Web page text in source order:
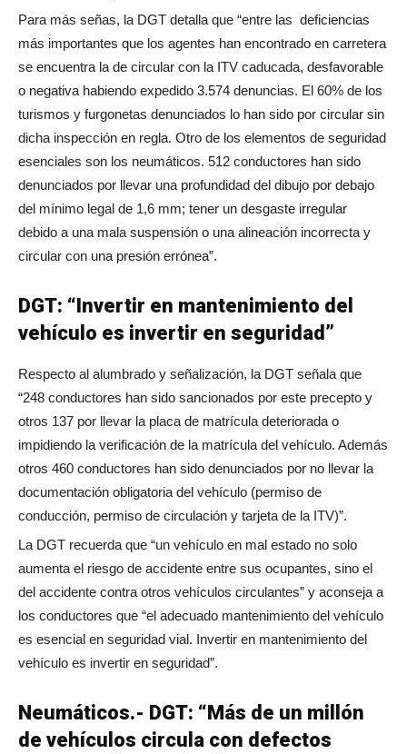
Para más señas, la DGT detalla que “entre las deficiencias
más importantes que los agentes han encontrado en carretera
se encuentra la de circular con la ITV caducada, desfavorable
o negativa habiendo expedido 3.574 denuncias. El 60% de los
turismos y furgonetas denunciados lo han sido por circular sin
dicha inspección en regla. Otro de los elementos de seguridad
esenciales son los neumáticos. 512 conductores han sido
denunciados por llevar una profundidad del dibujo por debajo
del mínimo legal de 1,6 mm; tener un desgaste irregular
debido a una mala suspensión o una alineación incorrecta y
circular con una presión errónea”.
DGT: “Invertir en mantenimiento del
vehículo es invertir en seguridad”
Respecto al alumbrado y señalización, la DGT señala que
“248 conductores han sido sancionados por este precepto y
otros 137 por llevar la placa de matrícula deteriorada o
impidiendo la verificación de la matrícula del vehículo. Además
otros 460 conductores han sido denunciados por no llevar la
documentación obligatoria del vehículo (permiso de
conducción, permiso de circulación y tarjeta de la ITV)”.
La DGT recuerda que “un vehículo en mal estado no solo
aumenta el riesgo de accidente entre sus ocupantes, sino el
del accidente contra otros vehículos circulantes” y aconseja a
los conductores que “el adecuado mantenimiento del vehículo
es esencial en seguridad vial. Invertir en mantenimiento del
vehículo es invertir en seguridad”.
Neumáticos.- DGT: “Más de un millón
de vehículos circula con defectos